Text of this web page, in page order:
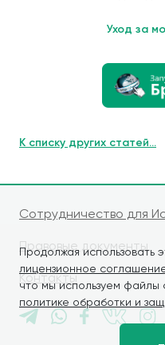
Продолжая использовать
лицензионное
что мы используем
политике обработки и
Уход за
К списку других статей...
Сотрудничество для
Правовые документы
Контакты